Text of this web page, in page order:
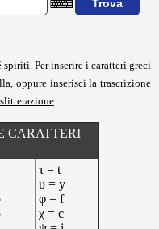
spiriti. Per inserire i caratteri greci
oppure inserisci la trascrizione
CARATTERI
τ = t
υ = y
φ = f
χ = c